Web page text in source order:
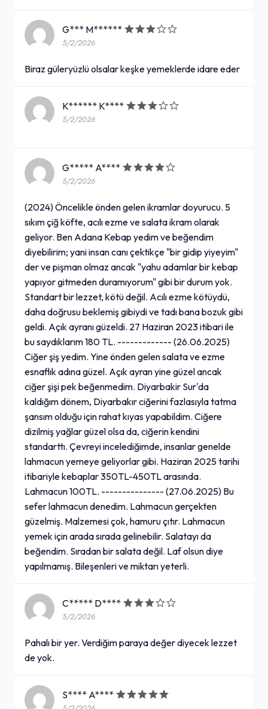
G*** M******
5/2/2026
Biraz güleryüzlü olsalar keşke yemeklerde idare eder
K****** K****
5/2/2026
G***** A****
5/2/2026
(2024) Öncelikle önden gelen ikramlar doyurucu. 5
sıkım çiğ köfte, acılı ezme ve salata ikram olarak
geliyor. Ben Adana Kebap yedim ve beğendim
diyebilirim; yani insan canı çektikçe "bir gidip yiyeyim"
der ve pişman olmaz ancak "yahu adamlar bir kebap
yapıyor gitmeden duramıyorum" gibi bir durum yok.
Standart bir lezzet, kötü değil. Acılı ezme kötüydü,
daha doğrusu beklemiş gibiydi ve tadı bana bozuk gibi
geldi. Açık ayranı güzeldi. 27 Haziran 2023 itibari ile
bu saydıklarım 180 TL. ------------- (26.06.2025)
Ciğer şiş yedim. Yine önden gelen salata ve ezme
esnaflık adına güzel. Açık ayran yine güzel ancak
ciğer şişi pek beğenmedim. Diyarbakir Sur'da
kaldığım dönem, Diyarbakır ciğerini fazlasıyla tatma
şansım olduğu için rahat kıyas yapabildim. Ciğere
dizilmiş yağlar güzel olsa da, ciğerin kendini
standarttı. Çevreyi incelediğimde, insanlar genelde
lahmacun yemeye geliyorlar gibi. Haziran 2025 tarihi
itibariyle kebaplar 350TL-450TL arasında.
Lahmacun 100TL. --------------- (27.06.2025) Bu
sefer lahmacun denedim. Lahmacun gerçekten
güzelmiş. Malzemesi çok, hamuru çıtır. Lahmacun
yemek için arada sırada gelinebilir. Salatayı da
beğendim. Sıradan bir salata değil. Laf olsun diye
yapılmamış. Bileşenleri ve miktarı yeterli.
C***** D****
5/2/2026
Pahalı bir yer. Verdiğim paraya değer diyecek lezzet
de yok.
S**** A****